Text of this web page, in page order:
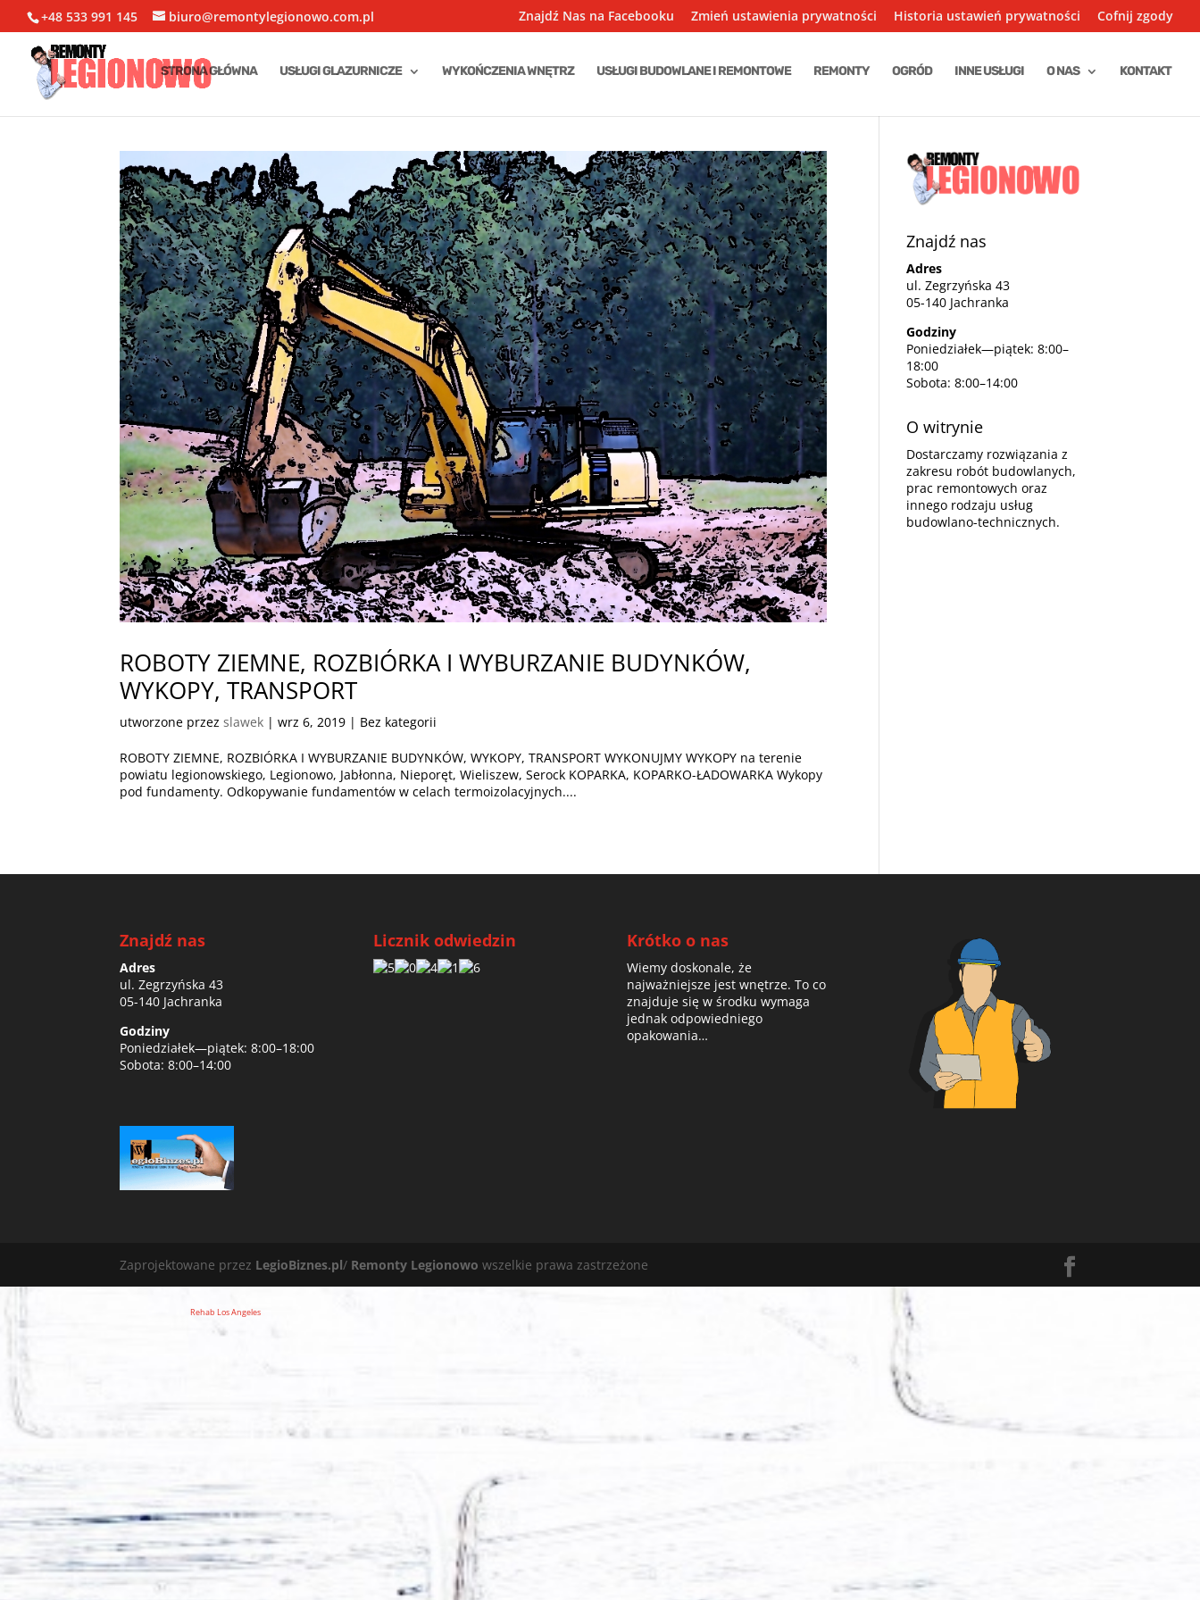
+48 533 991 145 biuro@remontylegionowo.com.pl Znajdź Nas na Facebooku Zmień ustawienia prywatności Historia ustawień prywatności Cofnij zgody
STRONA GŁÓWNA USŁUGI GLAZURNICZE WYKOŃCZENIA WNĘTRZ USŁUGI BUDOWLANE I REMONTOWE REMONTY OGRÓD INNE USŁUGI O NAS KONTAKT
ROBOTY ZIEMNE, ROZBIÓRKA I WYBURZANIE BUDYNKÓW,
WYKOPY, TRANSPORT
utworzone przezslawek |wrz 6, 2019 | Bez kategorii
ROBOTY ZIEMNE, ROZBIÓRKA I WYBURZANIE BUDYNKÓW, WYKOPY, TRANSPORT WYKONUJMY WYKOPY na terenie
powiatu legionowskiego, Legionowo, Jabłonna, Nieporęt, Wieliszew, Serock KOPARKA, KOPARKO-ŁADOWARKA Wykopy
pod fundamenty. Odkopywanie fundamentów w celach termoizolacyjnych....
Znajdź nas
Adres
ul. Zegrzyńska 43
05-140 Jachranka
Godziny
Poniedziałek—piątek: 8:00–
18:00
Sobota: 8:00–14:00
O witrynie
Dostarczamy rozwiązania z
zakresu robót budowlanych,
prac remontowych oraz
innego rodzaju usług
budowlano-technicznych.
Znajdź nas
Adres
ul. Zegrzyńska 43
05-140 Jachranka
Godziny
Poniedziałek—piątek: 8:00–18:00
Sobota: 8:00–14:00
Licznik odwiedzin Krótko o nas
Wiemy doskonale, że
najważniejsze jest wnętrze. To co
znajduje się w środku wymaga
jednak odpowiedniego
opakowania…
Zaprojektowane przez LegioBiznes.pl/ Remonty Legionowo wszelkie prawa zastrzeżone
Rehab Los Angeles